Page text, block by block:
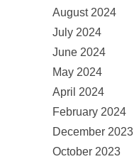
August 2024
July 2024
June 2024
May 2024
April 2024
February 2024
December 2023
October 2023